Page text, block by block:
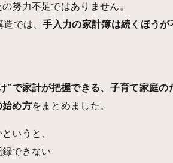
努力不足ではありません。
造では、手入力の家計簿は続くほうが
”で家計が把握できる、子育て家庭の
始め方をまとめました。
いうと、
録できない